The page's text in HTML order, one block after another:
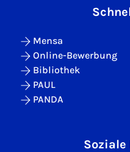
Mensa
Online-Bewerbung
Bibliothek
PAUL
PANDA
Soziale